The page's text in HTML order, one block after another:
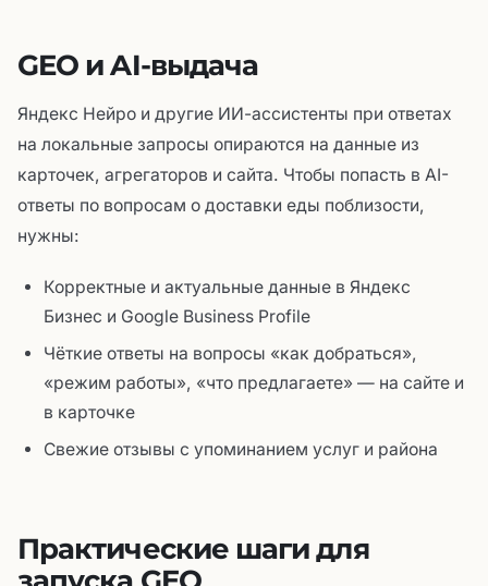
GEO и AI-выдача
Яндекс Нейро и другие ИИ-ассистенты при ответах
на локальные запросы опираются на данные из
карточек, агрегаторов и сайта. Чтобы попасть в AI-
ответы по вопросам о доставки еды поблизости,
нужны:
Корректные и актуальные данные в Яндекс
Бизнес и Google Business Profile
Чёткие ответы на вопросы «как добраться»,
«режим работы», «что предлагаете» — на сайте и
в карточке
Свежие отзывы с упоминанием услуг и района
Практические шаги для